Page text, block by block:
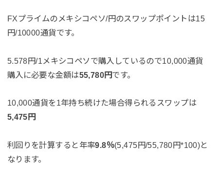
FXプライムのメキシコペソ/円のスワップポイントは15
円/10000通貨です。
5.578円/1メキシコペソで購入しているので10,000通貨
購入に必要な金額は55,780円です。
10,000通貨を1年持ち続けた場合得られるスワップは
5,475円
利回りを計算すると年率9.8％(5,475円/55,780円*100)と
なります。